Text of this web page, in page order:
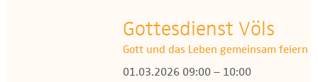
OEZ
Wissenswertes
Gottesdienst Völs
Gott und das Leben gemeinsam feiern
01.03.2026 09:00 – 10:00